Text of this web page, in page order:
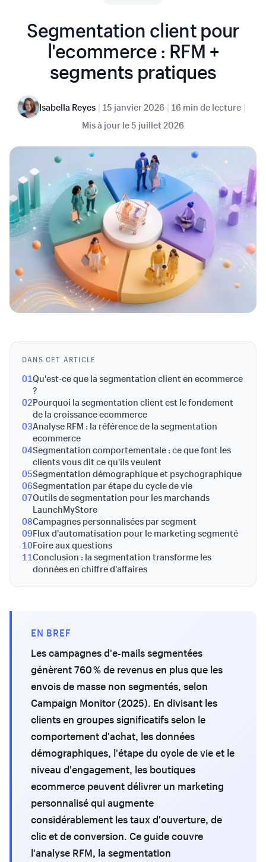
Segmentation client pour
l'ecommerce : RFM +
segments pratiques
Isabella Reyes | 15 janvier 2026 | 16 min de lecture |
Mis à jour le 5 juillet 2026
DANS CET ARTICLE
01Qu'est-ce que la segmentation client en ecommerce
?
02Pourquoi la segmentation client est le fondement
de la croissance ecommerce
03Analyse RFM : la référence de la segmentation
ecommerce
04Segmentation comportementale : ce que font les
clients vous dit ce qu'ils veulent
05Segmentation démographique et psychographique
06Segmentation par étape du cycle de vie
07Outils de segmentation pour les marchands
LaunchMyStore
08Campagnes personnalisées par segment
09Flux d'automatisation pour le marketing segmenté
10Foire aux questions
11Conclusion : la segmentation transforme les
données en chiffre d'affaires
EN BREF
Les campagnes d'e-mails segmentées
génèrent 760 % de revenus en plus que les
envois de masse non segmentés, selon
Campaign Monitor (2025). En divisant les
clients en groupes significatifs selon le
comportement d'achat, les données
démographiques, l'étape du cycle de vie et le
niveau d'engagement, les boutiques
ecommerce peuvent délivrer un marketing
personnalisé qui augmente
considérablement les taux d'ouverture, de
clic et de conversion. Ce guide couvre
l'analyse RFM, la segmentation